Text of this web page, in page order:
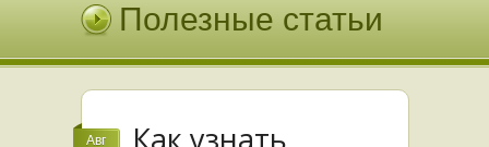
Полезные статьи
Авг Как узнать